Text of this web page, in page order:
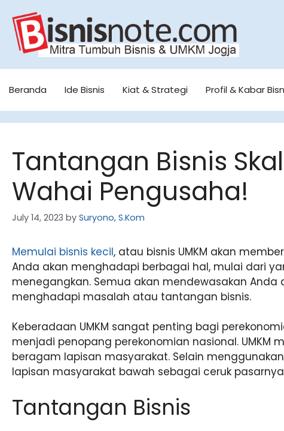
content
Beranda Ide Bisnis Kiat & Strategi Profil & Kabar
Tantangan Bisnis
Wahai Pengusaha!
July 14, 2023 by Suryono, S.Kom
Memulai bisnis kecil, atau bisnis UMKM akan
Anda akan menghadapi berbagai hal, mulai dari
menegangkan. Semua akan mendewasakan Anda
menghadapi masalah atau tantangan bisnis.
Keberadaan UMKM sangat penting bagi
menjadi penopang perekonomian nasional. UMKM
beragam lapisan masyarakat. Selain
lapisan masyarakat bawah sebagai ceruk
Tantangan Bisnis